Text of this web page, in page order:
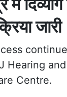
जारी
Hearing
Centre.